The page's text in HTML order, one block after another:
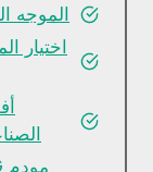
الموجه